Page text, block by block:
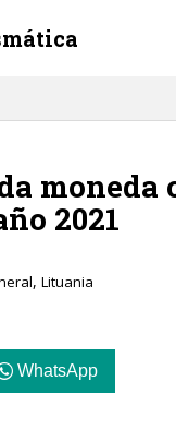
moneda
2021
, Lituania
WhatsApp